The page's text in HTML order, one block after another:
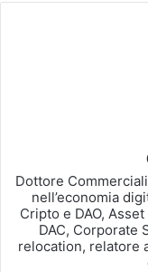
Dottore
nell’economia
Cripto e DAO,
DAC, Corporate
relocation, relatore